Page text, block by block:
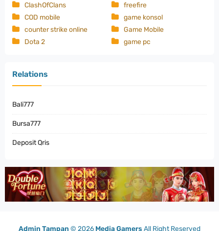
ClashOfClans
COD mobile
counter strike online
Dota 2
freefire
game konsol
Game Mobile
game pc
Relations
Bali777
Bursa777
Deposit Qris
Admin Tampan © 2026 Media Gamers All Right Reserved